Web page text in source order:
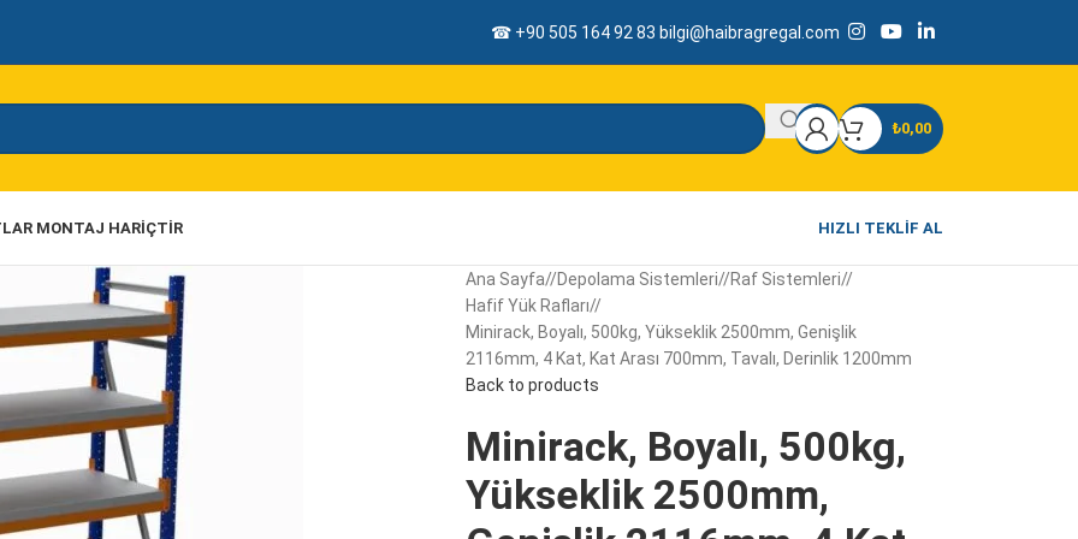
☎ +90 505 164 92 83 bilgi@haibragregal.com
₺0,00
MONTAJ HARIÇTIR HIZLI TEKLIF AL
Ana Sayfa/ Depolama Sistemleri/ Raf Sistemleri/
Hafif Yük Rafları/
Minirack, Boyalı, 500kg, Yükseklik 2500mm, Genişlik
2116mm, 4 Kat, Kat Arası 700mm, Tavalı, Derinlik 1200mm
Back to products
Minirack, Boyalı, 500kg,
Yükseklik 2500mm,